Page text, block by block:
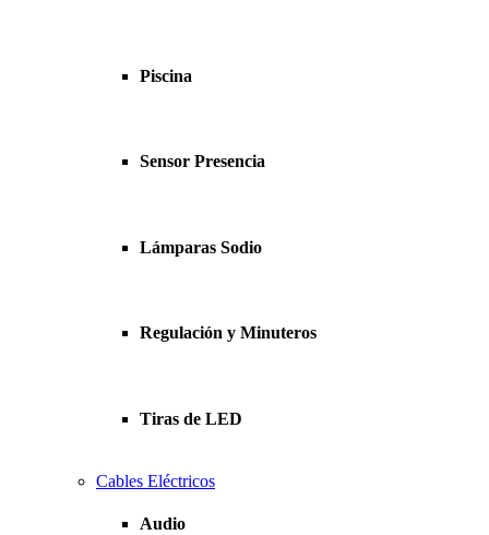
Piscina
Sensor Presencia
Lámparas Sodio
Regulación y Minuteros
Tiras de LED
Cables Eléctricos
Audio